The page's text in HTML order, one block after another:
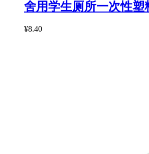
舍用学生厕所一次性塑
¥8.40